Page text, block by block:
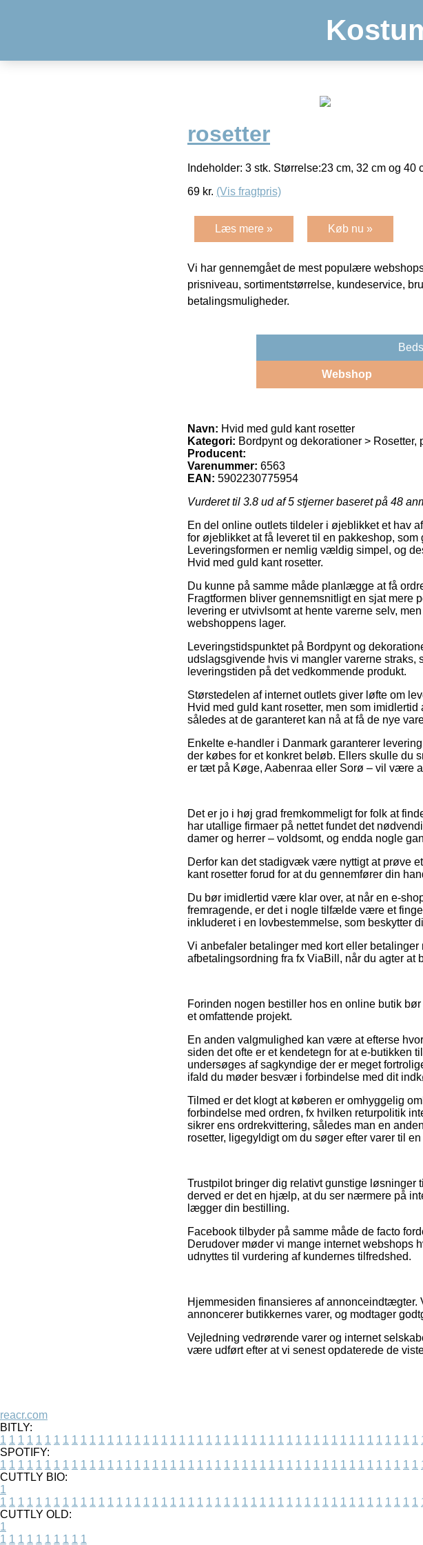
rosetter
Indeholder: 3 stk. Størrelse:23 cm, 32 cm og 40
69 kr. (Vis fragtpris)
Læs mere » Køb nu »
Vi har gennemgået de mest populære
prisniveau, sortimentstørrelse, kundeservice,
betalingsmuligheder.
Webshop
Navn: Hvid med guld kant rosetter
Kategori: Bordpynt og dekorationer >
Producent:
Varenummer: 6563
EAN: 5902230775954
Vurderet til 3.8 ud af 5 stjerner baseret på 48
En del online outlets tildeler i øjeblikket et hav
for øjeblikket at få leveret til en pakkeshop,
Leveringsformen er nemlig vældig simpel, og
Hvid med guld kant rosetter.
Du kunne på samme måde planlægge at få
Fragtformen bliver gennemsnitligt en sjat mere
levering er utvivlsomt at hente varerne selv,
webshoppens lager.
Leveringstidspunktet på Bordpynt og
udslagsgivende hvis vi mangler varerne straks,
leveringstiden på det vedkommende produkt.
Størstedelen af internet outlets giver løfte om
Hvid med guld kant rosetter, men som
således at de garanteret kan nå at få de nye
Enkelte e-handler i Danmark garanterer
der købes for et konkret beløb. Ellers skulle du
er tæt på Køge, Aabenraa eller Sorø – vil være
Det er jo i høj grad fremkommeligt for folk at
har utallige firmaer på nettet fundet det
damer og herrer – voldsomt, og endda nogle
Derfor kan det stadigvæk være nyttigt at prøve
kant rosetter forud for at du gennemfører din
Du bør imidlertid være klar over, at når en e-
fremragende, er det i nogle tilfælde være et
inkluderet i en lovbestemmelse, som beskytter
Vi anbefaler betalinger med kort eller
afbetalingsordning fra fx ViaBill, når du agter at
Forinden nogen bestiller hos en online butik
et omfattende projekt.
En anden valgmulighed kan være at efterse
siden det ofte er et kendetegn for at e-butikken
undersøges af sagkyndige der er meget
ifald du møder besvær i forbindelse med dit
Tilmed er det klogt at køberen er omhyggelig
forbindelse med ordren, fx hvilken returpolitik
sikrer ens ordrekvittering, således man en
rosetter, ligegyldigt om du søger efter varer til
Trustpilot bringer dig relativt gunstige
derved er det en hjælp, at du ser nærmere på
lægger din bestilling.
Facebook tilbyder på samme måde de facto
Derudover møder vi mange internet webshops
udnyttes til vurdering af kundernes tilfredshed.
Hjemmesiden finansieres af annonceindtægter.
annoncerer butikkernes varer, og modtager
Vejledning vedrørende varer og internet
være udført efter at vi senest opdaterede de
reacr.com
BITLY:
1 1 1 1 1 1 1 1 1 1 1 1 1 1 1 1 1 1 1 1 1 1 1 1 1 1 1 1 1 1 1 1 1 1 1 1 1 1 1 1 1 1 1 1 1 1 1
SPOTIFY:
1 1 1 1 1 1 1 1 1 1 1 1 1 1 1 1 1 1 1 1 1 1 1 1 1 1 1 1 1 1 1 1 1 1 1 1 1 1 1 1 1 1 1 1 1 1 1
CUTTLY BIO:
1
1 1 1 1 1 1 1 1 1 1 1 1 1 1 1 1 1 1 1 1 1 1 1 1 1 1 1 1 1 1 1 1 1 1 1 1 1 1 1 1 1 1 1 1 1 1 1
CUTTLY OLD:
1
1 1 1 1 1 1 1 1 1 1